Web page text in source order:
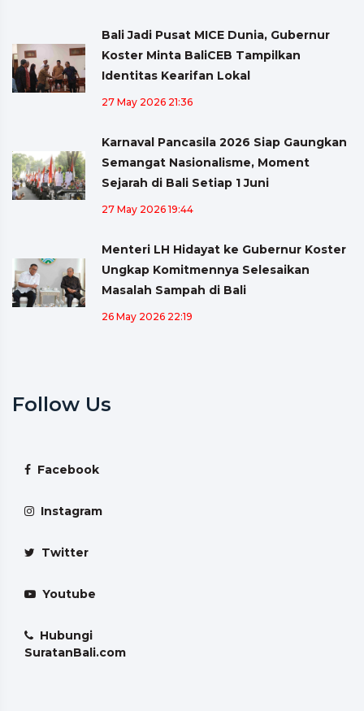
Bali Jadi Pusat MICE Dunia, Gubernur
Koster Minta BaliCEB Tampilkan
Identitas Kearifan Lokal
27 May 2026 21:36
Karnaval Pancasila 2026 Siap Gaungkan
Semangat Nasionalisme, Moment
Sejarah di Bali Setiap 1 Juni
27 May 2026 19:44
Menteri LH Hidayat ke Gubernur Koster
Ungkap Komitmennya Selesaikan
Masalah Sampah di Bali
26 May 2026 22:19
Follow Us
Facebook
Instagram
Twitter
Youtube
Hubungi
SuratanBali.com